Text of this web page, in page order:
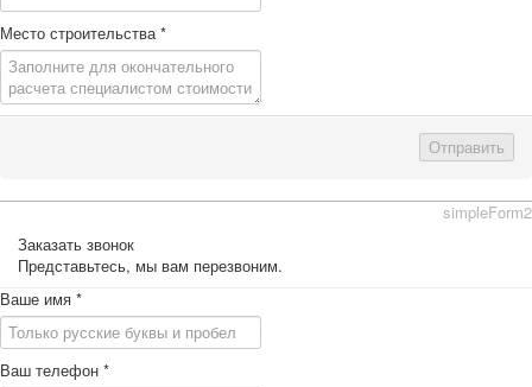
Место строительства*
Отправить
simpleForm2
Заказать звонок
Представьтесь, мы вам перезвоним.
Ваше имя *
Ваш телефон *